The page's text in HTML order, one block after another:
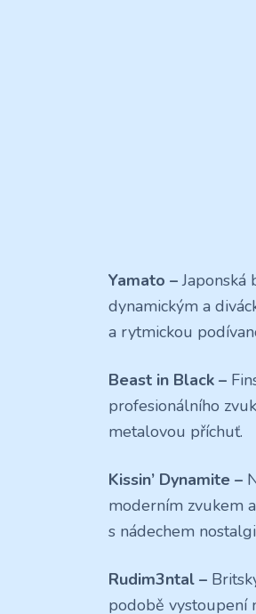
Yamato –
dynamickým a
a rytmickou
Beast in Black –
profesionálního
metalovou příchuť.
Kissin’ Dynamite –
moderním zvukem
s nádechem
Rudim3ntal –
podobě vystoupení